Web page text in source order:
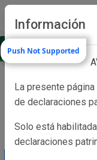
Información
La presente página
de declaraciones
Solo está
declaraciones
Push Not Supported
Usuario